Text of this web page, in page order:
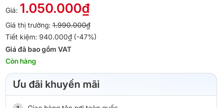
Giá: 1.050.000₫
Giá thị trường:1.990.000₫
Tiết kiệm: 940.000₫ (-47%)
Giá đã bao gồm VAT
Còn hàng
Ưu đãi khuyến mãi